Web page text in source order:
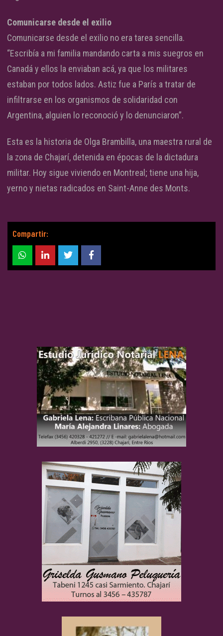
Comunicarse desde el exilio
Comunicarse desde el exilio no era tarea sencilla.
“Escribía a mi familia mandando carta a mis suegros en
Canadá y ellos la enviaban acá, ya que los militares
estaban por todos lados. Astiz fue a París a tratar de
infiltrarse en los organismos de solidaridad con
Argentina, alguien lo reconoció y lo denunciaron”.
Esta es la historia de Olga Brambilla, una maestra rural de
la zona de Chajarí, detenida en épocas de la dictadura
militar. Hoy sigue viviendo en Montreal; tiene una hija,
yerno y nietas radicados en Saint-Anne des Monts.
Compartir: